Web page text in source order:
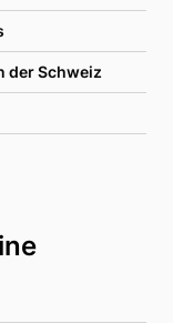
der Schweiz